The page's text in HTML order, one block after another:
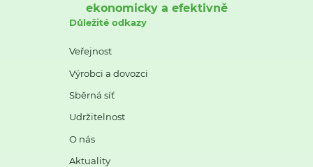
ekonomicky a efektivně
Důležité odkazy
Veřejnost
Výrobci a dovozci
Sběrná síť
Udržitelnost
O nás
Aktuality